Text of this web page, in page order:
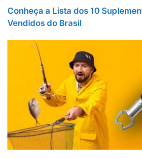
Conheça a Lista dos 10
Vendidos do Brasil